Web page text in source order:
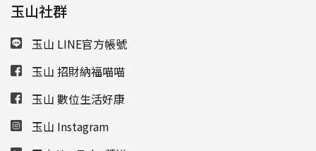
玉山社群
玉山 LINE官方帳號
玉山 招財納福喵喵
玉山 數位生活好康
玉山 Instagram